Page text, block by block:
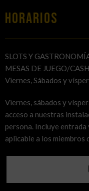
HORARIOS
SLOTS Y
MESAS DE JUEGO/
Viernes, Sábados y
Viernes, sábados y
acceso a nuestras
persona. Incluye
aplicable a los miembros